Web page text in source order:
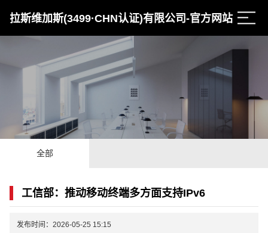
拉斯维加斯(3499·CHN认证)有限公司-官方网站
全部
工信部：推动移动终端多方面支持IPv6
发布时间：2026-05-25 15:15